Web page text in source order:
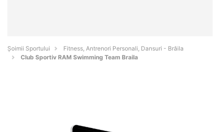
Șoimii Sportului
Fitness, Antrenori Personali, Dansuri - Brăila
Club Sportiv RAM Swimming Team Braila